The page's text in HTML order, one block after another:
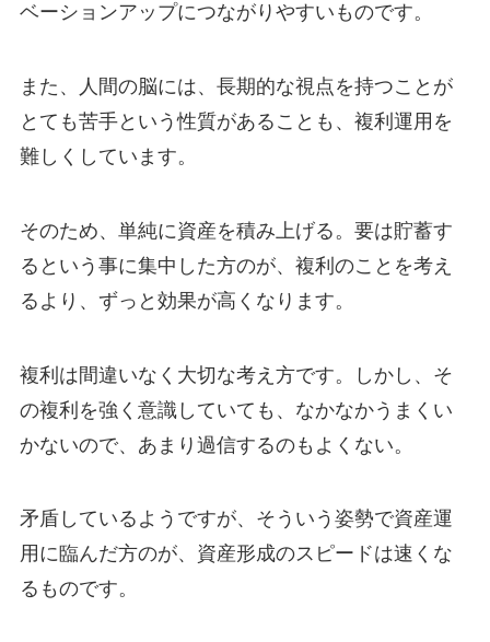
ベーションアップにつながりやすいものです。
また、人間の脳には、長期的な視点を持つことが
とても苦手という性質があることも、複利運用を
難しくしています。
そのため、単純に資産を積み上げる。要は貯蓄す
るという事に集中した方のが、複利のことを考え
るより、ずっと効果が高くなります。
複利は間違いなく大切な考え方です。しかし、そ
の複利を強く意識していても、なかなかうまくい
かないので、あまり過信するのもよくない。
矛盾しているようですが、そういう姿勢で資産運
用に臨んだ方のが、資産形成のスピードは速くな
るものです。